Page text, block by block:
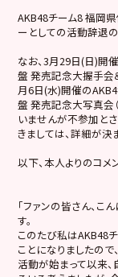
AKB48チーム8 福岡県
ーとしての活動辞退
なお、3月29日(日)開
盤 発売記念大握手会
月6日(水)開催の
盤 発売記念大写真会
いませんが不参加と
きましては、詳細が決
以下、本人よりのコメ
「ファンの皆さん、
す。
このたび私はAKB48
ことになりましたので
活動が始まって以来